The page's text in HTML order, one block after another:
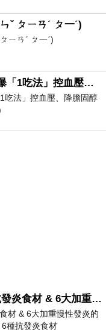
ˇ ㄆㄧㄢˊ ㄆ一ˊ)
ㄧㄢˊ ㄆ一ˊ)
不只少吃鹽！專家曝「1吃法」控血壓、降膽固醇 - 得舒飲食(DASH Diet)
吃法」控血壓、降膽固醇
dietitiansophia/posts/
欣儀營養師 - 6種抗發炎食材 & 6大加重慢性發炎的飲食習慣
材 & 6大加重慢性發炎的
種抗發炎食材